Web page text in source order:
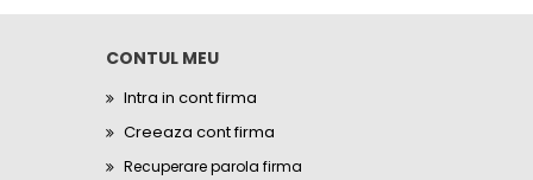
CONTUL MEU
Intra in cont firma
Creeaza cont firma
Recuperare parola firma